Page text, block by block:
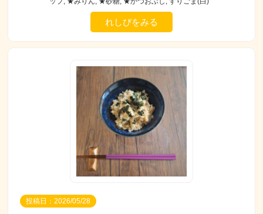
れしぴをみる
投稿日：2026/05/28